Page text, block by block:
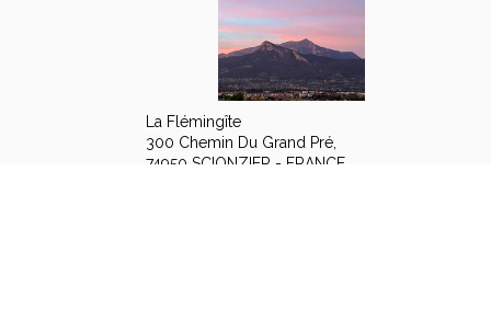
La Flémingîte
300 Chemin Du Grand Pré,
74950 SCIONZIER - FRANCE